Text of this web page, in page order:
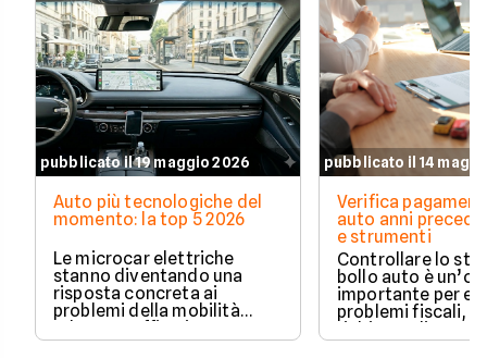
pubblicato il 19 maggio 2026
Auto più tecnologiche del
momento: la top 5 2026
Le microcar elettriche
stanno diventando una
risposta concreta ai
problemi della mobilità
urbana: traffico intenso,
parcheggi limitati e costi di
pubblicato il 14
Verifica
auto anni
e strumenti
Controllare lo
bollo auto è
importante per
problemi fiscali,
richieste di
inattese.